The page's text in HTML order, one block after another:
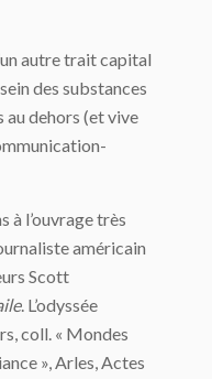
autre trait capital
des substances
au dehors (et vive
à l’ouvrage très
américain
Scott
. L’odyssée
coll. « Mondes
», Arles, Actes